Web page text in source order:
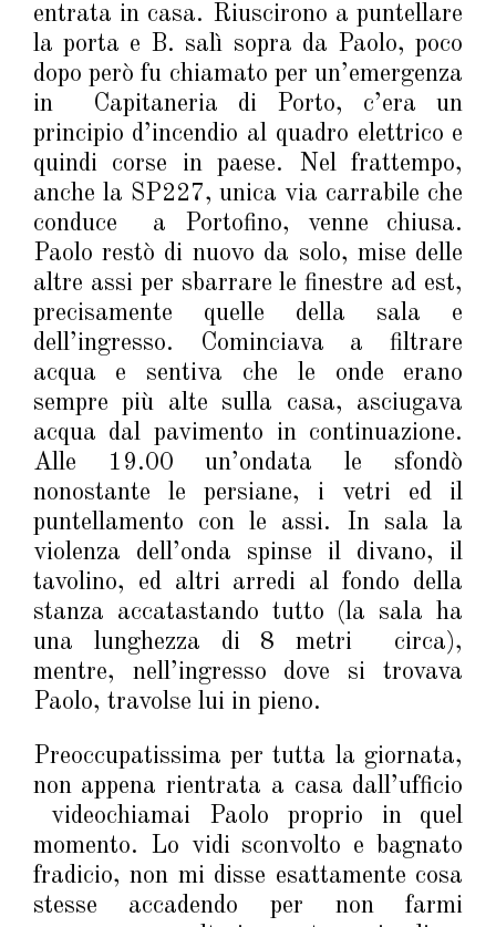
entrata in casa. Riuscirono a puntellare
la porta e B. salì sopra da Paolo, poco
dopo però fu chiamato per un’emergenza
in Capitaneria di Porto, c’era un
principio d’incendio al quadro elettrico e
quindi corse in paese. Nel frattempo,
anche la SP227, unica via carrabile che
conduce a Portofino, venne chiusa.
Paolo restò di nuovo da solo, mise delle
altre assi per sbarrare le finestre ad est,
precisamente quelle della sala e
dell’ingresso. Cominciava a filtrare
acqua e sentiva che le onde erano
sempre più alte sulla casa, asciugava
acqua dal pavimento in continuazione.
Alle 19.00 un’ondata le sfondò
nonostante le persiane, i vetri ed il
puntellamento con le assi. In sala la
violenza dell’onda spinse il divano, il
tavolino, ed altri arredi al fondo della
stanza accatastando tutto (la sala ha
una lunghezza di 8 metri circa),
mentre, nell’ingresso dove si trovava
Paolo, travolse lui in pieno.
Preoccupatissima per tutta la giornata,
non appena rientrata a casa dall’ufficio
videochiamai Paolo proprio in quel
momento. Lo vidi sconvolto e bagnato
fradicio, non mi disse esattamente cosa
stesse accadendo per non farmi